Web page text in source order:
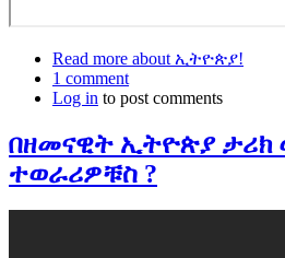
Read more about ኢትዮጵያ!
1 comment
Log in to post comments
በዘመናዊት ኢትዮጵያ ታሪክ
ተወራሪዎቹስ ?